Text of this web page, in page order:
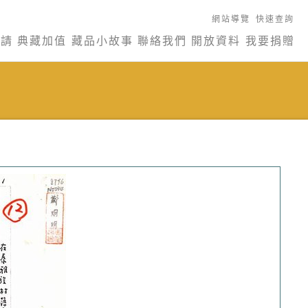
網站導覽 快速查詢
典藏加值 藏品小故事 聯絡我們 開放資料 我要捐贈